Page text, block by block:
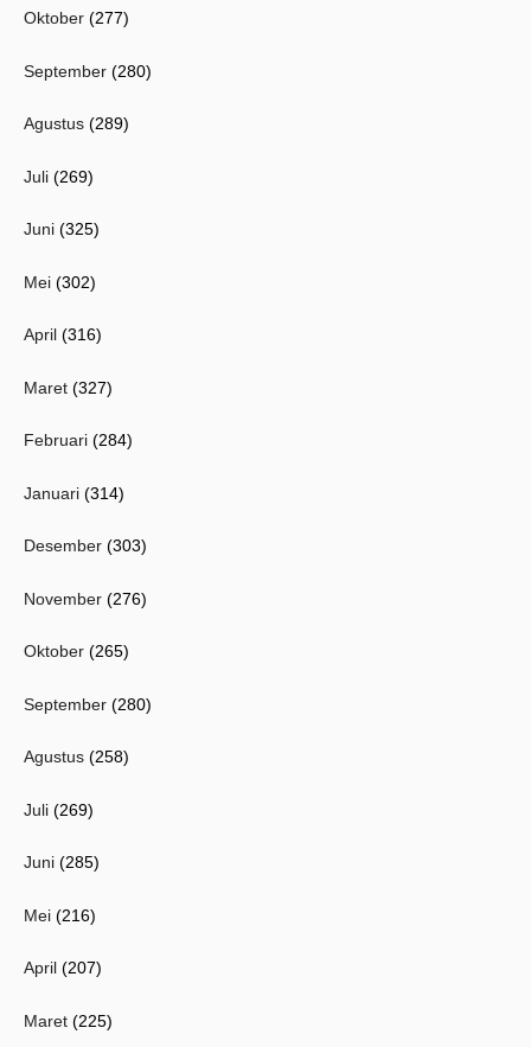
Oktober (277)
September (280)
Agustus (289)
Juli (269)
Juni (325)
Mei (302)
April (316)
Maret (327)
Februari (284)
Januari (314)
Desember (303)
November (276)
Oktober (265)
September (280)
Agustus (258)
Juli (269)
Juni (285)
Mei (216)
April (207)
Maret (225)